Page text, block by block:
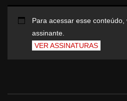
Para acessar esse
assinante.
VER ASSINATURAS